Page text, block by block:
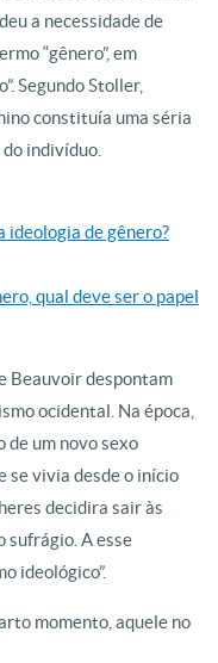
a necessidade de
“gênero”, em
Segundo Stoller,
constituía uma séria
indivíduo.
ideologia de gênero?
qual deve ser o papel
Beauvoir despontam
ocidental. Na época,
de um novo sexo
se vivia desde o início
decidira sair às
sufrágio. A esse
ideológico”.
momento, aquele no